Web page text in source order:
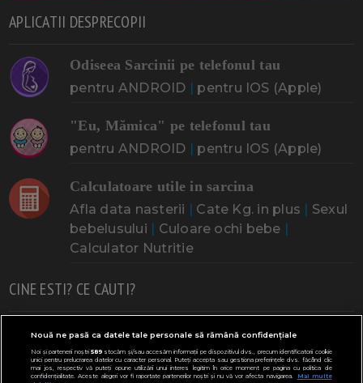
APLICATII DESPRECOPII
Odiseea Sarcinii pe telefonul tau
pentru ANDROID pentru IOS (Apple)
"Eu, Mămica" pe telefonul tau
pentru ANDROID pentru IOS (Apple)
Calculatoare utile in sarcina
Afla data nasterii Cate Kg. in plus
Sexul
bebelusului
Culoare ochi bebe
Calculator Nutritie
CINE ESTI? CE CAUTI?
Doresc un copil Adoptia Probleme cu sarcina
Urmeaza sa nasc Probleme alaptare Bebe plange
Nouă ne pasă ca datele tale personale să rămână confidențiale
Noi și partenerii noștri589stocăm și/sau accesăm informații pe dispozitivul dvs., precum identificatorii cookie
unici pentru prelucrarea datelor cu caracter personal. Puteți accepta sau gestiona preferințele dvs. făcând clic
mai jos, respectiv vă puteți opune utilizării unui interes legitim în orice moment pe pagina cu politica de
confidențialitate. Aceste alegeri vor fi raportate partenerilor noștri și nu vă vor afecta navigarea.
Mai multe